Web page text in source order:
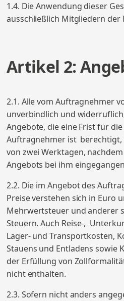
1.4. Die Anwendung dieser
ausschließlich Mitgliedern der
Artikel 2:
2.1. Alle vom Auftragnehmer
unverbindlich und
Angebote, die eine Frist für
Auftragnehmer ist berechtigt,
von zwei Werktagen,
Angebots bei ihm
2.2. Die im Angebot des
Preise verstehen sich in Euro
Mehrwertsteuer und anderer
Steuern. Auch Reise-,
Lager- und Transportkosten,
Stauens und Entladens sowie
der Erfüllung von
nicht enthalten.
2.3. Sofern nicht anders